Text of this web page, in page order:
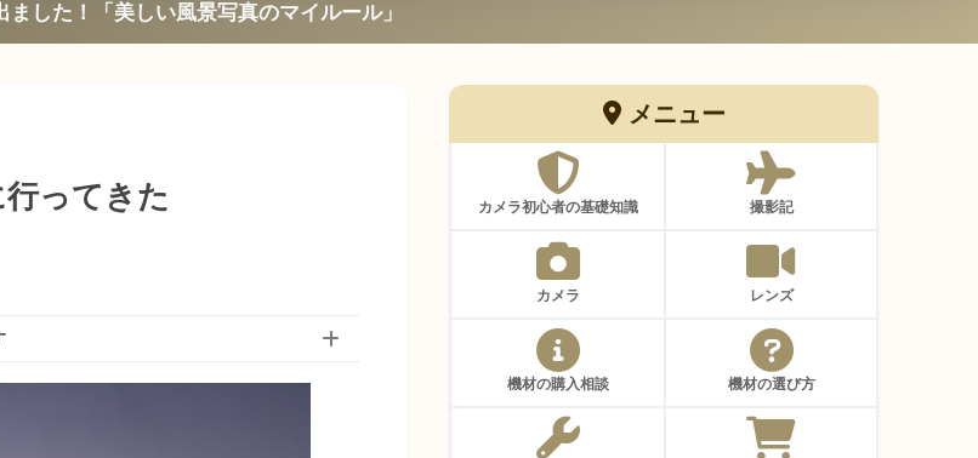
ました！「美しい風景写真のマイルール」
ってきた
メニュー
カメラ初心者の基礎知識 撮影記
カメラ レンズ
機材の購入相談 機材の選び方